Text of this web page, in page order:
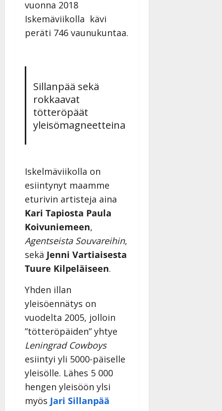
vuonna 2018
Iskemäviikolla kävi
peräti 746 vaunukuntaa.
Sillanpää sekä
rokkaavat
tötteröpäät
yleisömagneetteina
Iskelmäviikolla on
esiintynyt maamme
eturivin artisteja aina
Kari Tapiosta Paula
Koivuniemeen,
Agentseista Souvareihin,
sekä Jenni Vartiaisesta
Tuure Kilpeläiseen.
Yhden illan
yleisöennätys on
vuodelta 2005, jolloin
”tötteröpäiden” yhtye
Leningrad Cowboys
esiintyi yli 5000-päiselle
yleisölle. Lähes 5 000
hengen yleisöön ylsi
myös Jari Sillanpää